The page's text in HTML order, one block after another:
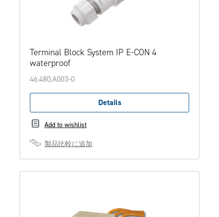
Terminal Block System IP E-CON 4
waterproof
46.480.A003-0
Details
Add to wishlist
製品比較に追加